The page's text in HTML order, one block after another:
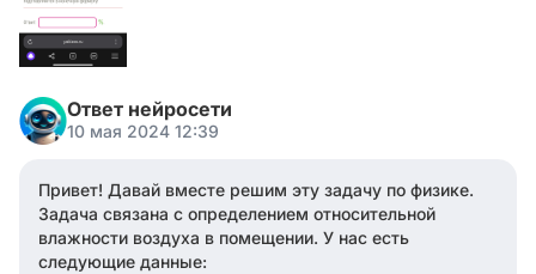
Ответ нейросети
10 мая 2024 12:39
Привет! Давай вместе решим эту задачу по физике.
Задача связана с определением относительной
влажности воздуха в помещении. У нас есть
следующие данные: